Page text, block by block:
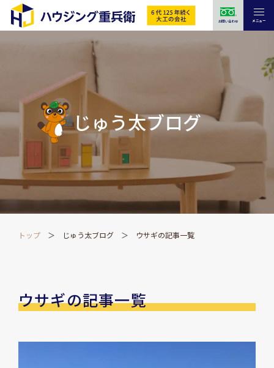
お問い合わせ メニュー
じゅう太ブログ
トップ じゅう太ブログ ウサギの記事一覧
ウサギの記事一覧